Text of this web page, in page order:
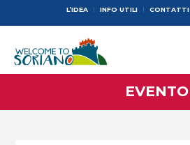
L’IDEA INFO UTILI CONTATTI
EVENTO